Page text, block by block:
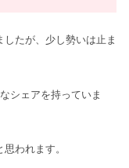
たが、少し勢いは止ま
シェアを持っていま
われます。